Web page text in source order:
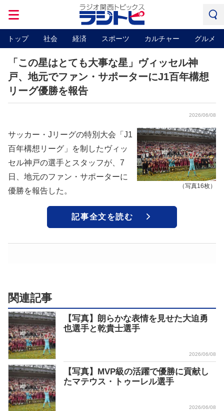
トップ 社会 経済 スポーツ カルチャー グルメ
「この星はとても大事な星」ヴィッセル神
戸、地元でファン・サポーターにJ1百年構想
リーグ優勝を報告
2026/06/08
（写真16枚）
サッカー・Jリーグの特別大会「J1
百年構想リーグ」を制したヴィッ
セル神戸の選手とスタッフが、7
日、地元のファン・サポーターに
優勝を報告した。
記事全文を読む
関連記事
【写真】朗らかな表情を見せた大迫勇
也選手と乾貴士選手
2026/06/08
【写真】MVP級の活躍で優勝に貢献し
たマテウス・トゥーレル選手
2026/06/08